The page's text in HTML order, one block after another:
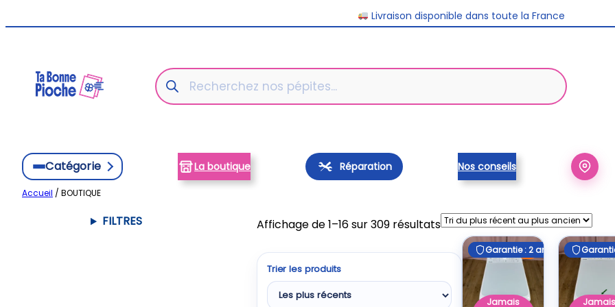
au
Livraison disponible dans toute la France
Recherche
de
produits
Catégorie La boutique Réparation Nos conseils
Accueil / BOUTIQUE
FILTRES Affichage de 1–16 sur 309 résultatsTrié
plus
récent
au
Trier les produits
E
Garantie : 2 ans
Jamais
Garantie : 2 ans
Jamais